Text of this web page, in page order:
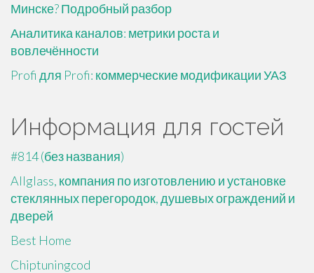
Минске? Подробный разбор
Аналитика каналов: метрики роста и
вовлечённости
Profi для Profi: коммерческие модификации УАЗ
Информация для гостей
#814 (без названия)
Allglass, компания по изготовлению и установке
стеклянных перегородок, душевых ограждений и
дверей
Best Home
Chiptuningcod